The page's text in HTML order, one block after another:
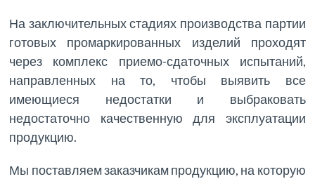
На заключительных стадиях производства партии
готовых промаркированных изделий проходят
через комплекс приемо-сдаточных испытаний,
направленных на то, чтобы выявить все
имеющиеся недостатки и выбраковать
недостаточно качественную для эксплуатации
продукцию.
Мы поставляем заказчикам продукцию, на которую